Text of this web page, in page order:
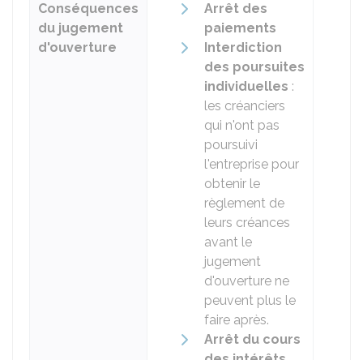
Conséquences
du jugement
d'ouverture
Arrêt des
paiements
Interdiction
des poursuites
individuelles :
les créanciers
qui n'ont pas
poursuivi
l'entreprise pour
obtenir le
règlement de
leurs créances
avant le
jugement
d'ouverture ne
peuvent plus le
faire après.
Arrêt du cours